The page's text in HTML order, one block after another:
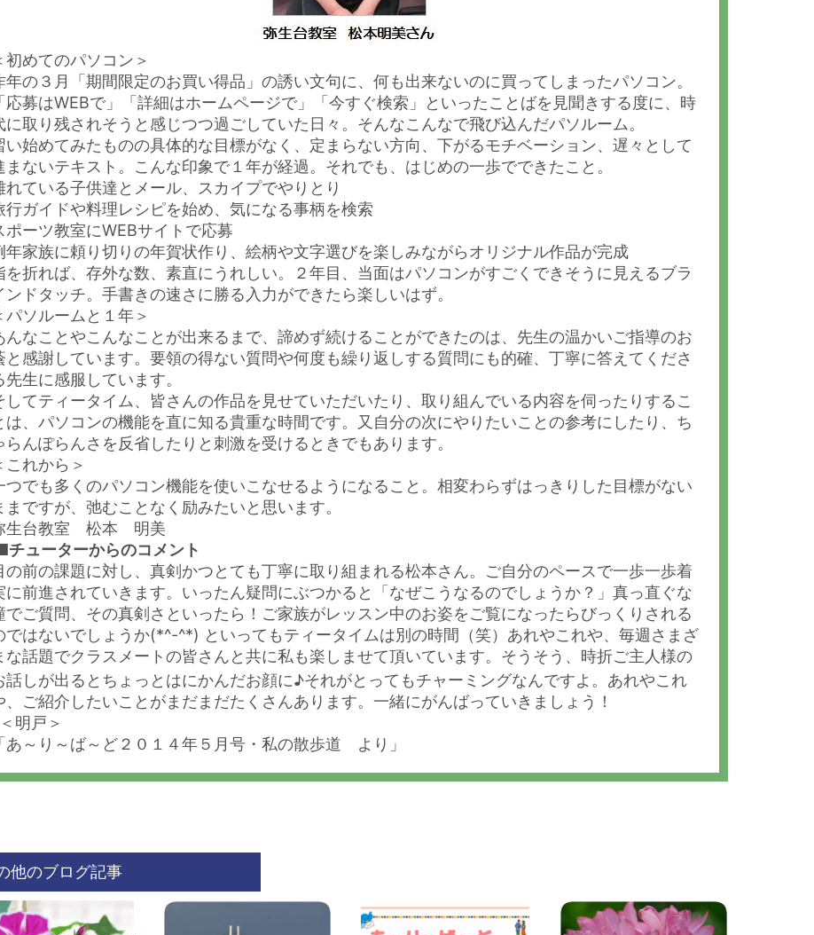
初めてのパソコン＞
年の３月「期間限定のお買い得品」の誘い文句に、何も出来ないのに買ってしまったパソコン。
「応募はWEBで」「詳細はホームページで」「今すぐ検索」といったことばを見聞きする度に、時
に取り残されそうと感じつつ過ごしていた日々。そんなこんなで飛び込んだパソルーム。
い始めてみたものの具体的な目標がなく、定まらない方向、下がるモチベーション、遅々として
まないテキスト。こんな印象で１年が経過。それでも、はじめの一歩でできたこと。
れている子供達とメール、スカイプでやりとり
行ガイドや料理レシピを始め、気になる事柄を検索
ポーツ教室にWEBサイトで応募
年家族に頼り切りの年賀状作り、絵柄や文字選びを楽しみながらオリジナル作品が完成
を折れば、存外な数、素直にうれしい。２年目、当面はパソコンがすごくできそうに見えるブラ
ンドタッチ。手書きの速さに勝る入力ができたら楽しいはず。
パソルームと１年＞
んなことやこんなことが出来るまで、諦めず続けることができたのは、先生の温かいご指導のお
と感謝しています。要領の得ない質問や何度も繰り返しする質問にも的確、丁寧に答えてくださ
先生に感服しています。
してティータイム、皆さんの作品を見せていただいたり、取り組んでいる内容を伺ったりするこ
は、パソコンの機能を直に知る貴重な時間です。又自分の次にやりたいことの参考にしたり、ち
らんぽらんさを反省したりと刺激を受けるときでもあります。
これから＞
つでも多くのパソコン機能を使いこなせるようになること。相変わらずはっきりした目標がない
まですが、弛むことなく励みたいと思います。
生台教室 松本 明美
チューターからのコメント
の前の課題に対し、真剣かつとても丁寧に取り組まれる松本さん。ご自分のペースで一歩一歩着
に前進されていきます。いったん疑問にぶつかると「なぜこうなるのでしょうか？」真っ直ぐな
でご質問、その真剣さといったら！ご家族がレッスン中のお姿をご覧になったらびっくりされる
ではないでしょうか(*^-^*) といってもティータイムは別の時間（笑）あれやこれや、毎週さまざ
な話題でクラスメートの皆さんと共に私も楽しませて頂いています。そうそう、時折ご主人様の
話しが出るとちょっとはにかんだお顔に♪それがとってもチャーミングなんですよ。あれやこれ
、ご紹介したいことがまだまだたくさんあります。一緒にがんばっていきましょう！
＜明戸＞
「あ～り～ば～ど２０１４年５月号・私の散歩道 より」
他のブログ記事